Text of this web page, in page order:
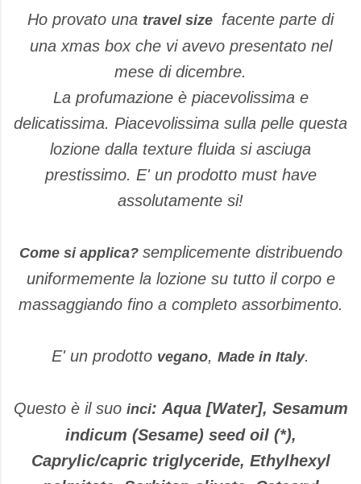
Ho provato una travel size facente parte di
una xmas box che vi avevo presentato nel
mese di dicembre.
La profumazione è piacevolissima e
delicatissima. Piacevolissima sulla pelle questa
lozione dalla texture fluida si asciuga
prestissimo. E' un prodotto must have
assolutamente si!
Come si applica? semplicemente distribuendo
uniformemente la lozione su tutto il corpo e
massaggiando fino a completo assorbimento.
E' un prodotto vegano, Made in Italy.
Questo è il suo inci: Aqua [Water], Sesamum
indicum (Sesame) seed oil (*),
Caprylic/capric triglyceride, Ethylhexyl